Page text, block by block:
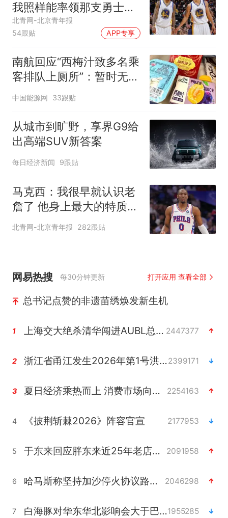
我照样能率领那支勇士取
得现在的成就
北青网-北京青年报
54跟贴
APP专享
南航回应“西梅汁致多名乘
客排队上厕所”：暂时无法
核查是否发放西梅汁
中国能源网 33跟贴
从城市到旷野，享界G9给
出高端SUV新答案
每日经济新闻 9跟贴
马克西：我很早就认识老
詹了 他身上最大的特质就
是谦逊
北青网-北京青年报 282跟贴
网易热搜 每30分钟更新 打开应用 查看全部
总书记点赞的非遗苗绣焕发新生机
1 上海交大绝杀清华闯进AUBL总决赛 2447377
2 浙江省甬江发生2026年第1号洪水2399171
3 夏日经济乘热而上 消费市场向新而行 2254163
4 《披荆斩棘2026》阵容官宣 2177953
5 于东来回应胖东来近25年老店年底关闭 2091958
6 哈马斯称坚持加沙停火协议路线图 2046298
7 白海豚对华东华北影响会大于巴威1955285